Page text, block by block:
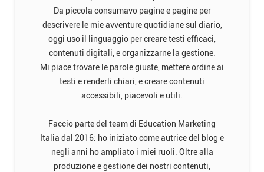
Da piccola consumavo pagine e pagine per
descrivere le mie avventure quotidiane sul diario,
oggi uso il linguaggio per creare testi efficaci,
contenuti digitali, e organizzarne la gestione.
Mi piace trovare le parole giuste, mettere ordine ai
testi e renderli chiari, e creare contenuti
accessibili, piacevoli e utili.
Faccio parte del team di Education Marketing
Italia dal 2016: ho iniziato come autrice del blog e
negli anni ho ampliato i miei ruoli. Oltre alla
produzione e gestione dei nostri contenuti,